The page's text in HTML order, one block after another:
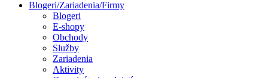
Blogeri/Zariadenia/Firmy
Blogeri
E-shopy
Obchody
Služby
Zariadenia
Aktivity